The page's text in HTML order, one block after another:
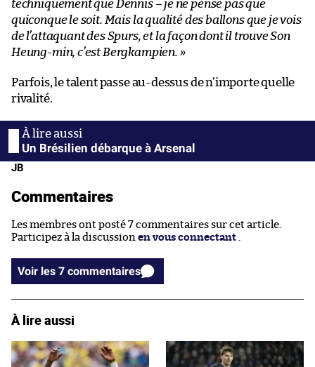
techniquement que Dennis – je ne pense pas que
quiconque le soit. Mais la qualité des ballons que je vois
de l’attaquant des Spurs, et la façon dont il trouve Son
Heung-min, c’est Bergkampien. »
Parfois, le talent passe au-dessus de n’importe quelle
rivalité.
Un Brésilien débarque à Arsenal
JB
Commentaires
Les membres ont posté 7 commentaires sur cet article.
Participez à la discussion en vous connectant
Voir les 7 commentaires
À lire aussi